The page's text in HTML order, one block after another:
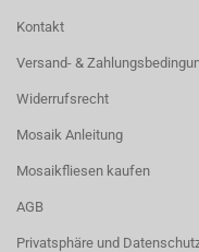
Kontakt
Versand- &
Widerrufsrecht
Mosaik Anleitung
Mosaikfliesen kaufen
AGB
Privatsphäre und